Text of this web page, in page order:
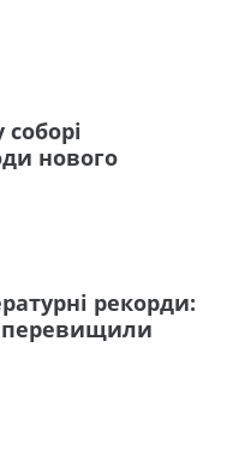
нового
рекорди:
перевищили